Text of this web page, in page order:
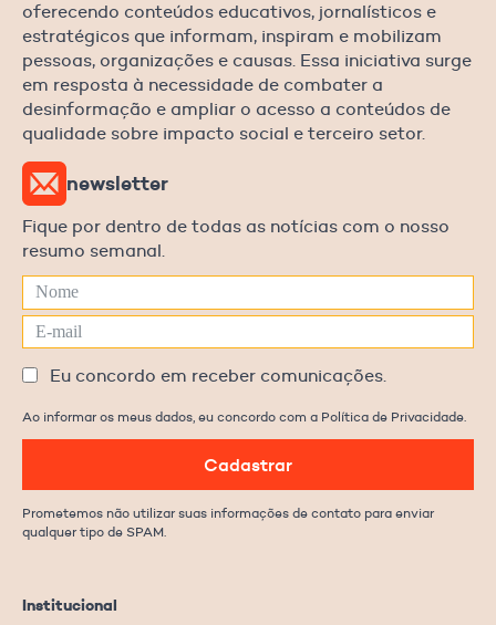
oferecendo conteúdos educativos, jornalísticos e
estratégicos que informam, inspiram e mobilizam
pessoas, organizações e causas. Essa iniciativa surge
em resposta à necessidade de combater a
desinformação e ampliar o acesso a conteúdos de
qualidade sobre impacto social e terceiro setor.
Institucional
newsletter
Fique por dentro de todas as notícias com o nosso
resumo semanal.
Eu concordo em receber comunicações.
Ao informar os meus dados, eu concordo com a Política de Privacidade.
Cadastrar
Prometemos não utilizar suas informações de contato para enviar
qualquer tipo de SPAM.